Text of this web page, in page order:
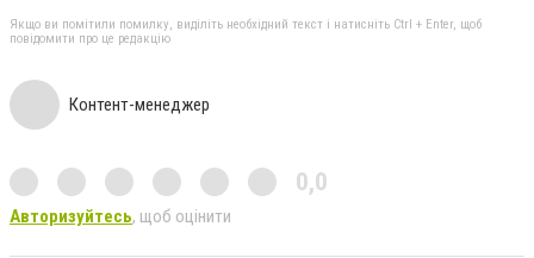
Якщо ви помітили помилку, виділіть необхідний текст і натисніть Ctrl + Enter, щоб
повідомити про це редакцію
Контент-менеджер
0,0
Авторизуйтесь, щоб оцінити